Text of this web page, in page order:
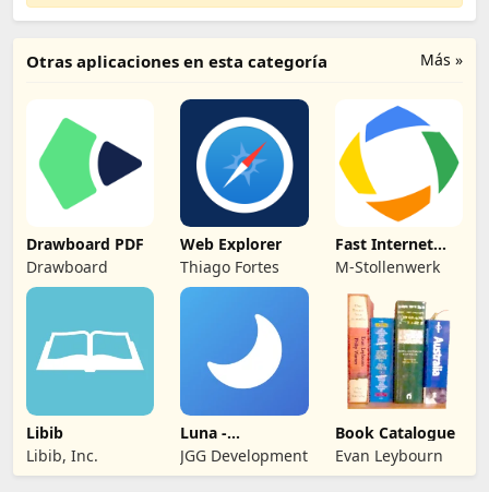
Más »
Otras aplicaciones en esta categoría
Drawboard PDF
Drawboard
Web Explorer
Thiago Fortes
Fast Internet
Browser
M-Stollenwerk
Libib
Libib, Inc.
Luna -
seguimiento de
libros
JGG Development
Book Catalogue
Evan Leybourn